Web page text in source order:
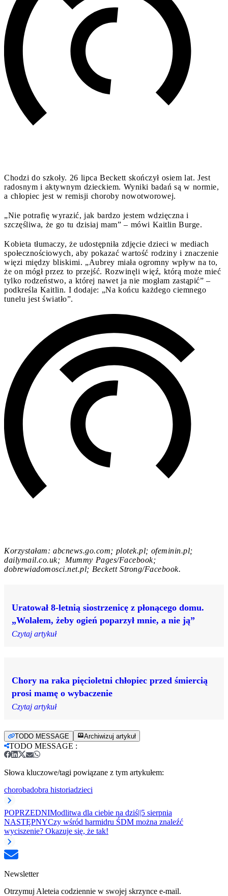
Chodzi do szkoły. 26 lipca Beckett skończył osiem lat. Jest
radosnym i aktywnym dzieckiem. Wyniki badań są w normie,
a chłopiec jest w remisji choroby nowotworowej.
„Nie potrafię wyrazić, jak bardzo jestem wdzięczna i
szczęśliwa, że go tu dzisiaj mam” – mówi Kaitlin Burge.
Kobieta tłumaczy, że udostępniła zdjęcie dzieci w mediach
społecznościowych, aby pokazać wartość rodziny i znaczenie
więzi między bliskimi. „Aubrey miała ogromny wpływ na to,
że on mógł przez to przejść. Rozwinęli więź, którą może mieć
tylko rodzeństwo, a której nawet ja nie mogłam zastąpić” –
podkreśla Kaitlin. I dodaje: „Na końcu każdego ciemnego
tunelu jest światło”.
Korzystałam: abcnews.go.com; plotek.pl; ofeminin.pl;
dailymail.co.uk; Mummy Pages/Facebook;
dobrewiadomosci.net.pl; Beckett Strong/Facebook.
Uratował 8-letnią siostrzenicę z płonącego domu.
„Wolałem, żeby ogień poparzył mnie, a nie ją”
Czytaj artykuł
Chory na raka pięcioletni chłopiec przed śmiercią
prosi mamę o wybaczenie
Czytaj artykuł
TODO MESSAGE Archiwizuj artykuł
TODO MESSAGE :
Słowa kluczowe/tagi powiązane z tym artykułem:
chorobadobra historiadzieci
POPRZEDNIModlitwa dla ciebie na dziś||5 sierpnia
NASTĘPNYCzy wśród harmidru ŚDM można znaleźć
wyciszenie? Okazuje się, że tak!
Newsletter
Otrzymuj Aleteia codziennie w swojej skrzynce e-mail.